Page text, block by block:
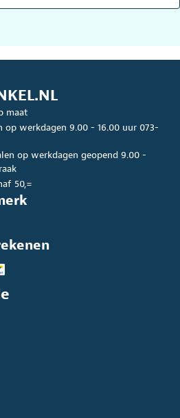
maat
op werkdagen 9.00 - 16.00 uur 073-
op werkdagen geopend 9.00 -
50,=